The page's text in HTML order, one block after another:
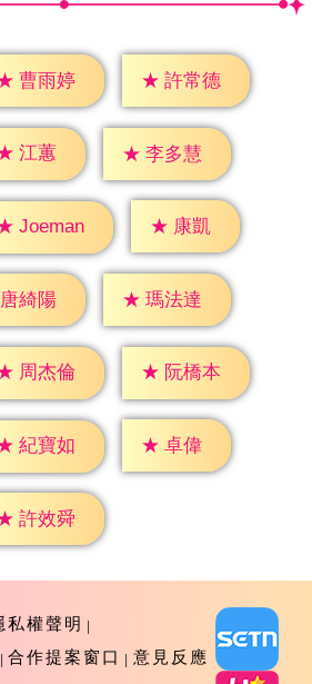
曹雨婷 ★ 許常德
江蕙 ★ 李多慧
Joeman ★ 康凱
唐綺陽 ★ 瑪法達
周杰倫 ★ 阮橋本
紀寶如 ★ 卓偉
許效舜
私權聲明
合作提案窗口 意見反應